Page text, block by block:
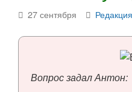
27 сентября
Вопрос задал Антон: